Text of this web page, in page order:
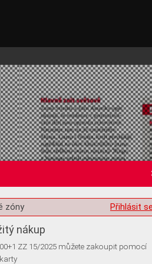
informací Přihlásit
zóny
nákup
ZZ 15/2025 můžete zakoupit pomocí